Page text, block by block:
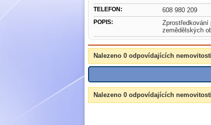
TELEFON: 608 980 209
POPIS:
Zprostředkování
zemědělských
Nalezeno 0 odpovídajících
Nalezeno 0 odpovídajících